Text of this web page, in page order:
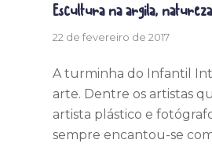
Escultura na argila,
22 de fevereiro de 2017
A turminha do Infantil
arte. Dentre os artistas
artista plástico e
sempre encantou-se